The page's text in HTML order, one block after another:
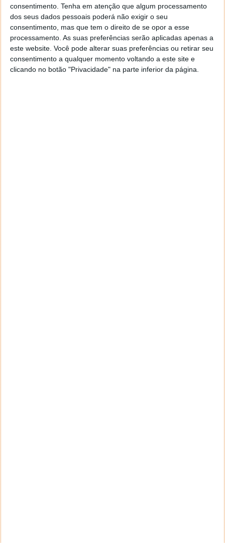
consentimento. Tenha em atenção que algum processamento
dos seus dados pessoais poderá não exigir o seu
consentimento, mas que tem o direito de se opor a esse
processamento. As suas preferências serão aplicadas apenas a
este website. Você pode alterar suas preferências ou retirar seu
consentimento a qualquer momento voltando a este site e
clicando no botão "Privacidade" na parte inferior da página.
Este artigo tem mais de um ano
Acompanhe o Pplware no Google Notícias